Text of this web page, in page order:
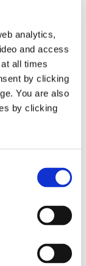
analytics,
and access
all times
by clicking
You are also
by clicking
for landets
de gode
i god tid,
store
vi få glæde af,
samtidig med,
og flere, som vil
at betale skat.